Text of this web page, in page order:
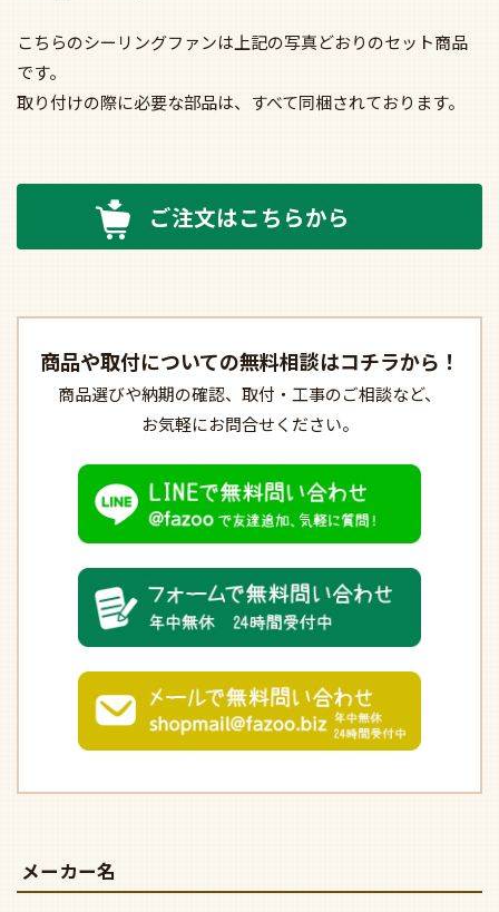
こちらのシーリングファンは上記の写真どおりのセット商品
です。
取り付けの際に必要な部品は、すべて同梱されております。
ご注文はこちらから
商品や取付についての無料相談はコチラから！
商品選びや納期の確認、 取付・工事のご相談など、
お気軽にお問合せください。
メーカー名